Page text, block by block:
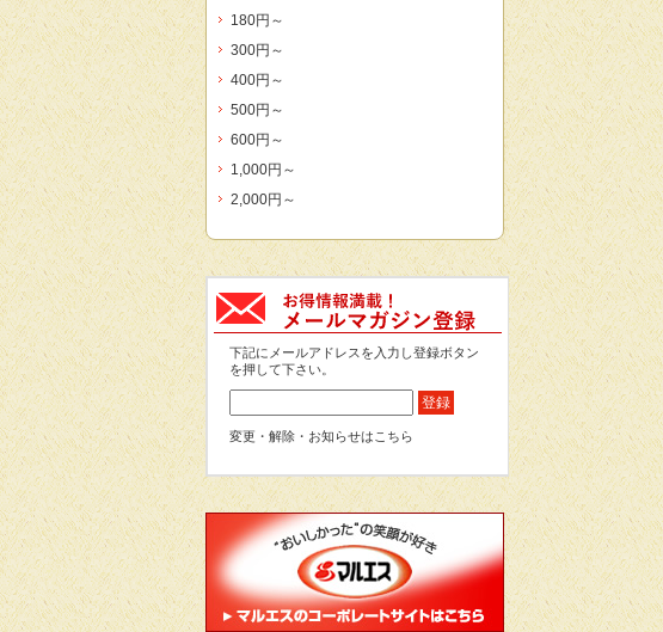
180円～
300円～
400円～
500円～
600円～
1,000円～
2,000円～
下記にメールアドレスを入力し登録ボタン
を押して下さい。
変更・解除・お知らせはこちら